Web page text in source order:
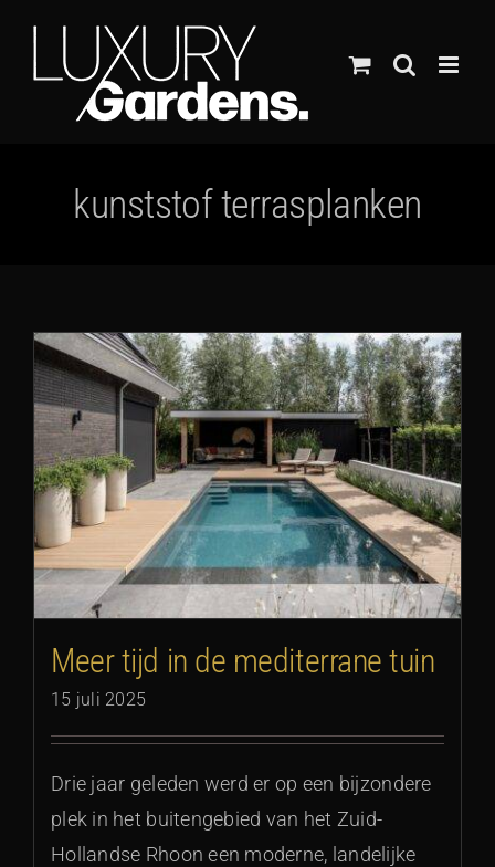
inhoud
kunststof terrasplanken
Meer tijd in de mediterrane tuin
15 juli 2025
Drie jaar geleden werd er op een bijzondere
plek in het buitengebied van het Zuid-
Hollandse Rhoon een moderne, landelijke